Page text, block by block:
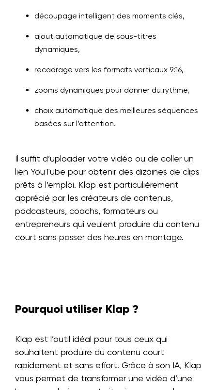
découpage intelligent des moments clés,
ajout automatique de sous-titres
dynamiques,
recadrage vers les formats verticaux 9:16,
zooms dynamiques pour donner du rythme,
choix automatique des meilleures séquences
basées sur l’attention.
Il suffit d’uploader votre vidéo ou de coller un
lien YouTube pour obtenir des dizaines de clips
prêts à l’emploi. Klap est particulièrement
apprécié par les créateurs de contenus,
podcasteurs, coachs, formateurs ou
entrepreneurs qui veulent produire du contenu
court sans passer des heures en montage.
Pourquoi utiliser Klap ?
Klap est l’outil idéal pour tous ceux qui
souhaitent produire du contenu court
rapidement et sans effort. Grâce à son IA, Klap
vous permet de transformer une vidéo d’une